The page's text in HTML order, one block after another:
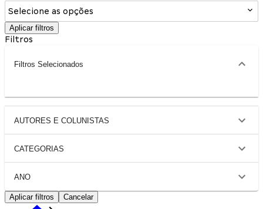
Selecione as opções
Aplicar filtros
Filtros
Filtros Selecionados
AUTORES E COLUNISTAS
CATEGORIAS
ANO
Aplicar filtros Cancelar